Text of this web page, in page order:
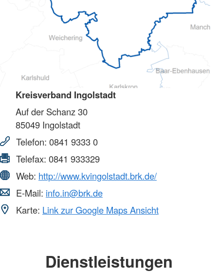
Kreisverband Ingolstadt
Auf der Schanz 30
85049 Ingolstadt
Telefon: 0841 9333 0
Telefax: 0841 933329
Web: http://www.kvingolstadt.brk.de/
E-Mail: info.in@brk.de
Karte: Link zur Google Maps Ansicht
Dienstleistungen